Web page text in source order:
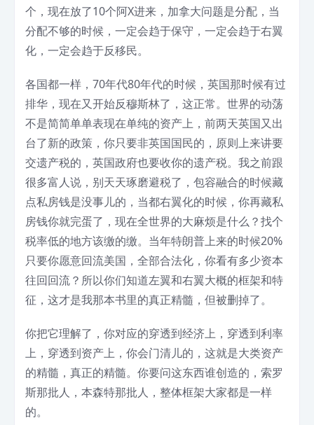
个，现在放了10个阿X进来，加拿大问题是分配，当
分配不够的时候，一定会趋于保守，一定会趋于右翼
化，一定会趋于反移民。
各国都一样，70年代80年代的时候，英国那时候有过
排华，现在又开始反穆斯林了，这正常。世界的动荡
不是简简单单表现在单纯的资产上，前两天英国又出
台了新的政策，你只要非英国国民的，原则上来讲要
交遗产税的，英国政府也要收你的遗产税。我之前跟
很多富人说，别天天琢磨避税了，包容融合的时候藏
点私房钱是没事儿的，当都右翼化的时候，你再藏私
房钱你就完蛋了，现在全世界的大麻烦是什么？找个
税率低的地方该缴的缴。当年特朗普上来的时候20%
只要你愿意回流美国，全部合法化，你看有多少资本
往回回流？所以你们知道左翼和右翼大概的框架和特
征，这才是我那本书里的真正精髓，但被删掉了。
你把它理解了，你对应的穿透到经济上，穿透到利率
上，穿透到资产上，你会门清儿的，这就是大类资产
的精髓，真正的精髓。你要问这东西谁创造的，索罗
斯那批人，本森特那批人，整体框架大家都是一样
的。